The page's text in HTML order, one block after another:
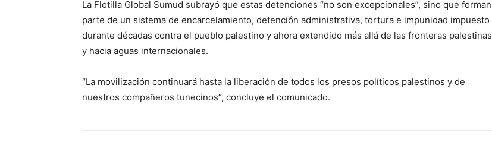
La Flotilla Global Sumud subrayó que estas detenciones “no son excepcionales”, sino que forman
parte de un sistema de encarcelamiento, detención administrativa, tortura e impunidad impuesto
durante décadas contra el pueblo palestino y ahora extendido más allá de las fronteras palestinas
y hacia aguas internacionales.
“La movilización continuará hasta la liberación de todos los presos políticos palestinos y de
nuestros compañeros tunecinos”, concluye el comunicado.